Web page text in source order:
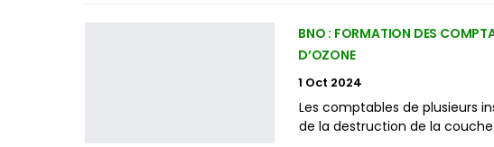
BNO : FORMATION DES
D’OZONE
1 Oct 2024
Les comptables de plusieurs
de la destruction de la